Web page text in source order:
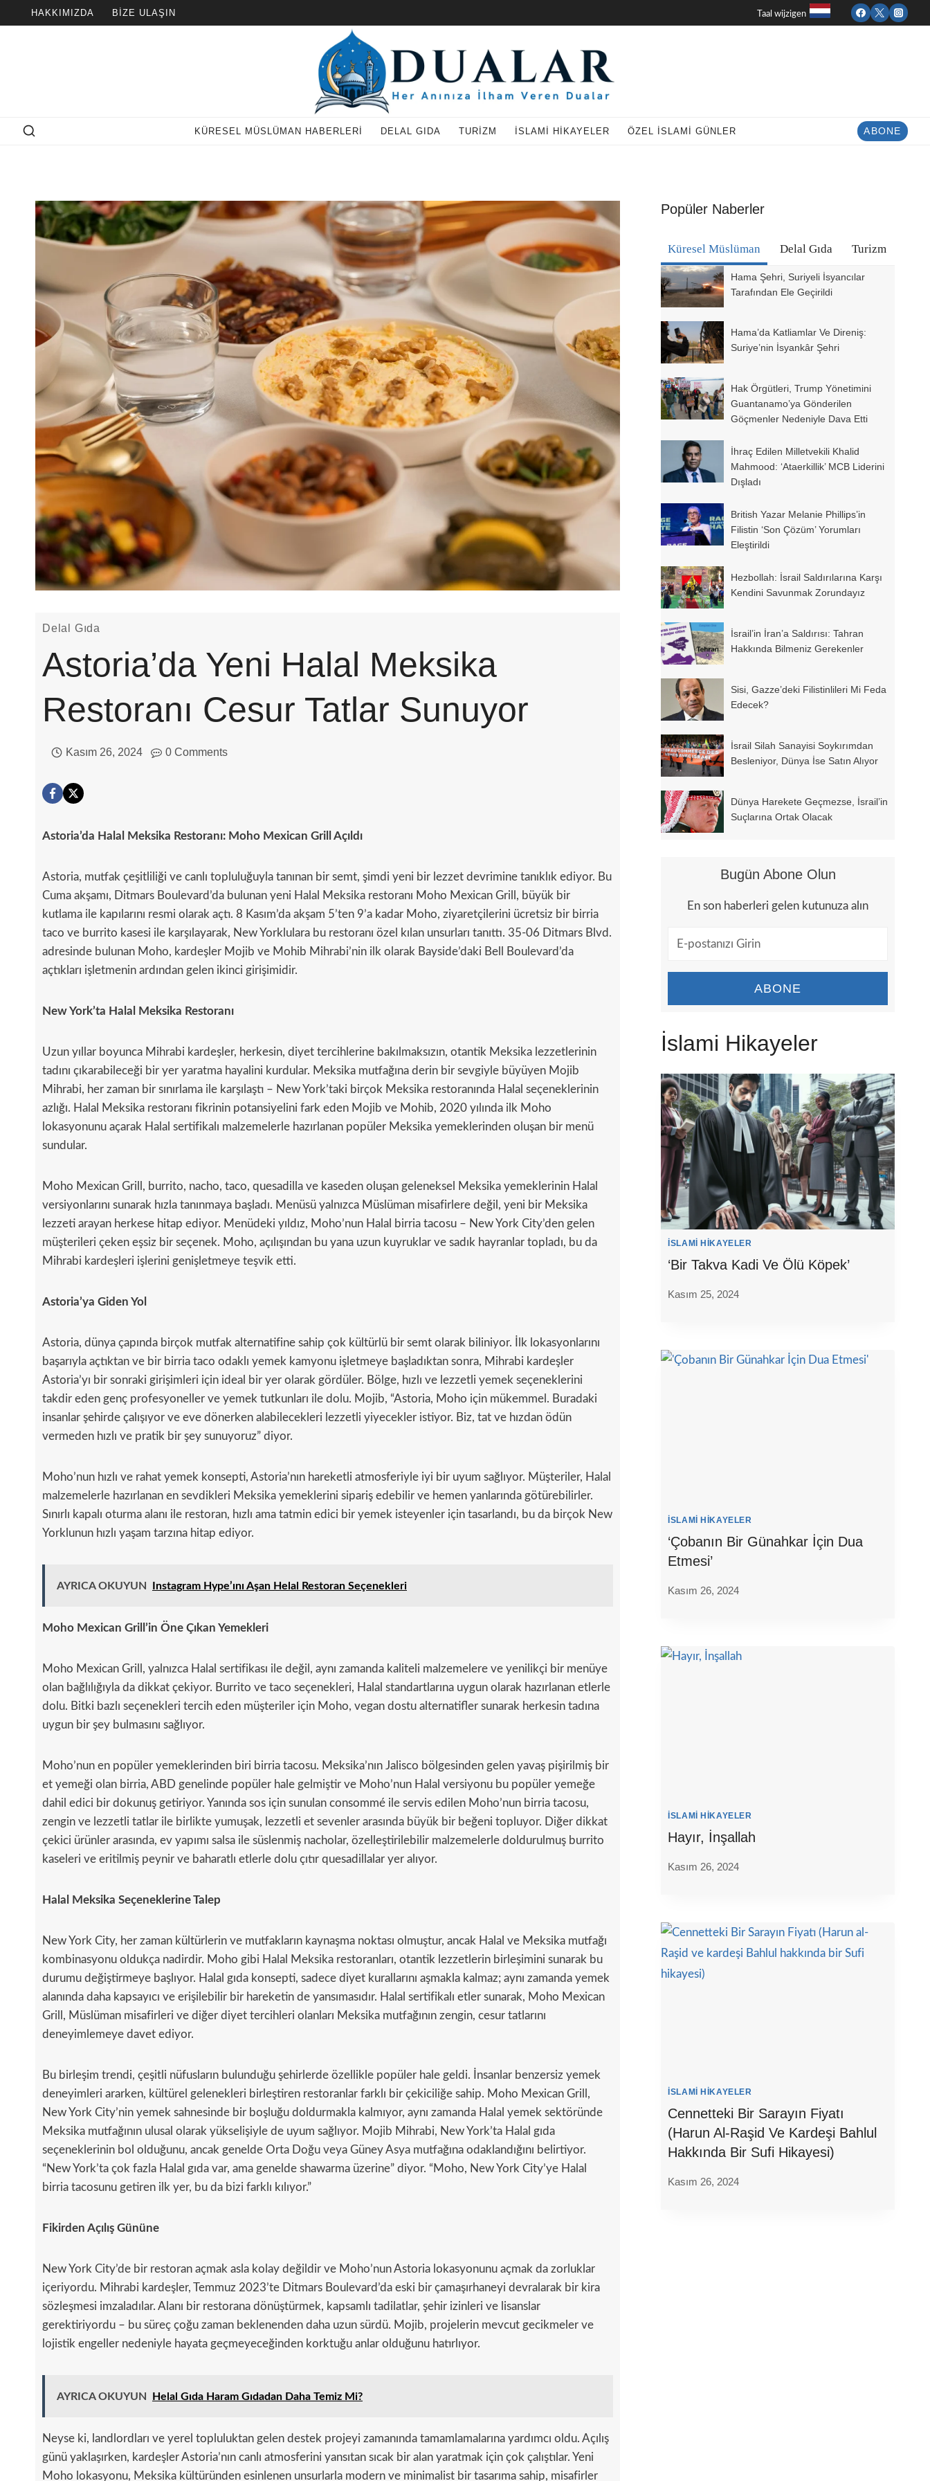
to
HAKKIMIZDA BIZE ULAŞIN Taal wijzigen
KÜRESEL MÜSLÜMAN HABERLERI DELAL GIDA TURIZM İSLAMI HIKAYELER ÖZEL İSLAMI GÜNLER ABONE
Delal Gıda
Astoria’da Yeni Halal Meksika
Restoranı Cesur Tatlar Sunuyor
Kasım 26, 2024 0 Comments
Astoria’da Halal Meksika Restoranı: Moho Mexican Grill Açıldı
Astoria, mutfak çeşitliliği ve canlı topluluğuyla tanınan bir semt, şimdi yeni bir lezzet devrimine tanıklık ediyor. Bu
Cuma akşamı, Ditmars Boulevard’da bulunan yeni Halal Meksika restoranı Moho Mexican Grill, büyük bir
kutlama ile kapılarını resmi olarak açtı. 8 Kasım’da akşam 5’ten 9’a kadar Moho, ziyaretçilerini ücretsiz bir birria
taco ve burrito kasesi ile karşılayarak, New Yorklulara bu restoranı özel kılan unsurları tanıttı. 35-06 Ditmars Blvd.
adresinde bulunan Moho, kardeşler Mojib ve Mohib Mihrabi’nin ilk olarak Bayside’daki Bell Boulevard’da
açtıkları işletmenin ardından gelen ikinci girişimidir.
New York’ta Halal Meksika Restoranı
Uzun yıllar boyunca Mihrabi kardeşler, herkesin, diyet tercihlerine bakılmaksızın, otantik Meksika lezzetlerinin
tadını çıkarabileceği bir yer yaratma hayalini kurdular. Meksika mutfağına derin bir sevgiyle büyüyen Mojib
Mihrabi, her zaman bir sınırlama ile karşılaştı – New York’taki birçok Meksika restoranında Halal seçeneklerinin
azlığı. Halal Meksika restoranı fikrinin potansiyelini fark eden Mojib ve Mohib, 2020 yılında ilk Moho
lokasyonunu açarak Halal sertifikalı malzemelerle hazırlanan popüler Meksika yemeklerinden oluşan bir menü
sundular.
Moho Mexican Grill, burrito, nacho, taco, quesadilla ve kaseden oluşan geleneksel Meksika yemeklerinin Halal
versiyonlarını sunarak hızla tanınmaya başladı. Menüsü yalnızca Müslüman misafirlere değil, yeni bir Meksika
lezzeti arayan herkese hitap ediyor. Menüdeki yıldız, Moho’nun Halal birria tacosu – New York City’den gelen
müşterileri çeken eşsiz bir seçenek. Moho, açılışından bu yana uzun kuyruklar ve sadık hayranlar topladı, bu da
Mihrabi kardeşleri işlerini genişletmeye teşvik etti.
Astoria’ya Giden Yol
Astoria, dünya çapında birçok mutfak alternatifine sahip çok kültürlü bir semt olarak biliniyor. İlk lokasyonlarını
başarıyla açtıktan ve bir birria taco odaklı yemek kamyonu işletmeye başladıktan sonra, Mihrabi kardeşler
Astoria’yı bir sonraki girişimleri için ideal bir yer olarak gördüler. Bölge, hızlı ve lezzetli yemek seçeneklerini
takdir eden genç profesyoneller ve yemek tutkunları ile dolu. Mojib, “Astoria, Moho için mükemmel. Buradaki
insanlar şehirde çalışıyor ve eve dönerken alabilecekleri lezzetli yiyecekler istiyor. Biz, tat ve hızdan ödün
vermeden hızlı ve pratik bir şey sunuyoruz” diyor.
Moho’nun hızlı ve rahat yemek konsepti, Astoria’nın hareketli atmosferiyle iyi bir uyum sağlıyor. Müşteriler, Halal
malzemelerle hazırlanan en sevdikleri Meksika yemeklerini sipariş edebilir ve hemen yanlarında götürebilirler.
Sınırlı kapalı oturma alanı ile restoran, hızlı ama tatmin edici bir yemek isteyenler için tasarlandı, bu da birçok New
Yorklunun hızlı yaşam tarzına hitap ediyor.
AYRICA OKUYUN Instagram Hype’ını Aşan Helal Restoran Seçenekleri
Moho Mexican Grill’in Öne Çıkan Yemekleri
Moho Mexican Grill, yalnızca Halal sertifikası ile değil, aynı zamanda kaliteli malzemelere ve yenilikçi bir menüye
olan bağlılığıyla da dikkat çekiyor. Burrito ve taco seçenekleri, Halal standartlarına uygun olarak hazırlanan etlerle
dolu. Bitki bazlı seçenekleri tercih eden müşteriler için Moho, vegan dostu alternatifler sunarak herkesin tadına
uygun bir şey bulmasını sağlıyor.
Moho’nun en popüler yemeklerinden biri birria tacosu. Meksika’nın Jalisco bölgesinden gelen yavaş pişirilmiş bir
et yemeği olan birria, ABD genelinde popüler hale gelmiştir ve Moho’nun Halal versiyonu bu popüler yemeğe
dahil edici bir dokunuş getiriyor. Yanında sos için sunulan consommé ile servis edilen Moho’nun birria tacosu,
zengin ve lezzetli tatlar ile birlikte yumuşak, lezzetli et sevenler arasında büyük bir beğeni topluyor. Diğer dikkat
çekici ürünler arasında, ev yapımı salsa ile süslenmiş nacholar, özelleştirilebilir malzemelerle doldurulmuş burrito
kaseleri ve eritilmiş peynir ve baharatlı etlerle dolu çıtır quesadillalar yer alıyor.
Halal Meksika Seçeneklerine Talep
New York City, her zaman kültürlerin ve mutfakların kaynaşma noktası olmuştur, ancak Halal ve Meksika mutfağı
kombinasyonu oldukça nadirdir. Moho gibi Halal Meksika restoranları, otantik lezzetlerin birleşimini sunarak bu
durumu değiştirmeye başlıyor. Halal gıda konsepti, sadece diyet kurallarını aşmakla kalmaz; aynı zamanda yemek
alanında daha kapsayıcı ve erişilebilir bir hareketin de yansımasıdır. Halal sertifikalı etler sunarak, Moho Mexican
Grill, Müslüman misafirleri ve diğer diyet tercihleri olanları Meksika mutfağının zengin, cesur tatlarını
deneyimlemeye davet ediyor.
Bu birleşim trendi, çeşitli nüfusların bulunduğu şehirlerde özellikle popüler hale geldi. İnsanlar benzersiz yemek
deneyimleri ararken, kültürel gelenekleri birleştiren restoranlar farklı bir çekiciliğe sahip. Moho Mexican Grill,
New York City’nin yemek sahnesinde bir boşluğu doldurmakla kalmıyor, aynı zamanda Halal yemek sektöründe
Meksika mutfağının ulusal olarak yükselişiyle de uyum sağlıyor. Mojib Mihrabi, New York’ta Halal gıda
seçeneklerinin bol olduğunu, ancak genelde Orta Doğu veya Güney Asya mutfağına odaklandığını belirtiyor.
“New York’ta çok fazla Halal gıda var, ama genelde shawarma üzerine” diyor. “Moho, New York City’ye Halal
birria tacosunu getiren ilk yer, bu da bizi farklı kılıyor.”
Fikirden Açılış Gününe
New York City’de bir restoran açmak asla kolay değildir ve Moho’nun Astoria lokasyonunu açmak da zorluklar
içeriyordu. Mihrabi kardeşler, Temmuz 2023’te Ditmars Boulevard’da eski bir çamaşırhaneyi devralarak bir kira
sözleşmesi imzaladılar. Alanı bir restorana dönüştürmek, kapsamlı tadilatlar, şehir izinleri ve lisanslar
gerektiriyordu – bu süreç çoğu zaman beklenenden daha uzun sürdü. Mojib, projelerin mevcut gecikmeler ve
lojistik engeller nedeniyle hayata geçmeyeceğinden korktuğu anlar olduğunu hatırlıyor.
AYRICA OKUYUN Helal Gıda Haram Gıdadan Daha Temiz Mi?
Neyse ki, landlordları ve yerel topluluktan gelen destek projeyi zamanında tamamlamalarına yardımcı oldu. Açılış
günü yaklaşırken, kardeşler Astoria’nın canlı atmosferini yansıtan sıcak bir alan yaratmak için çok çalıştılar. Yeni
Moho lokasyonu, Meksika kültüründen esinlenen unsurlarla modern ve minimalist bir tasarıma sahip, misafirler
Popüler Naberler
Küresel Müslüman Delal Gıda Turizm
Hama Şehri, Suriyeli İsyancılar
Tarafından Ele Geçirildi
Hama’da Katliamlar Ve Direniş:
Suriye’nin İsyankâr Şehri
Hak Örgütleri, Trump Yönetimini
Guantanamo’ya Gönderilen
Göçmenler Nedeniyle Dava Etti
İhraç Edilen Milletvekili Khalid
Mahmood: ‘Ataerkillik’ MCB Liderini
Dışladı
British Yazar Melanie Phillips’in
Filistin ‘son Çözüm’ Yorumları
Eleştirildi
Hezbollah: İsrail Saldırılarına Karşı
Kendini Savunmak Zorundayız
İsrail’in İran’a Saldırısı: Tahran
Hakkında Bilmeniz Gerekenler
Sisi, Gazze’deki Filistinlileri Mi Feda
Edecek?
İsrail Silah Sanayisi Soykırımdan
Besleniyor, Dünya İse Satın Alıyor
Dünya Harekete Geçmezse, İsrail’in
Suçlarına Ortak Olacak
Bugün Abone Olun
En son haberleri gelen kutunuza alın
ABONE
İslami Hikayeler
İSLAMI HIKAYELER
‘Bir Takva Kadi Ve Ölü Köpek’
Kasım 25, 2024
İSLAMI HIKAYELER
‘Çobanın Bir Günahkar İçin Dua
Etmesi’
Kasım 26, 2024
İSLAMI HIKAYELER
Hayır, İnşallah
Kasım 26, 2024
İSLAMI HIKAYELER
Cennetteki Bir Sarayın Fiyatı
(Harun Al-Raşid Ve Kardeşi Bahlul
Hakkında Bir Sufi Hikayesi)
Kasım 26, 2024